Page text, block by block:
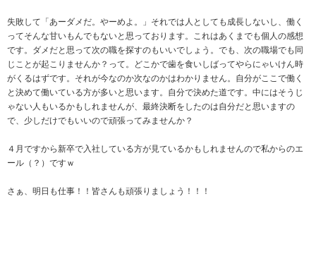
失敗して「あーダメだ。やーめよ。」それでは人としても成長しないし、働く
ってそんな甘いもんでもないと思っております。これはあくまでも個人の感想
です。ダメだと思って次の職を探すのもいいでしょう。でも、次の職場でも同
じことが起こりませんか？って。どこかで歯を食いしばってやらにゃいけん時
がくるはずです。それが今なのか次なのかはわかりません。自分がここで働く
と決めて働いている方が多いと思います。自分で決めた道です。中にはそうじ
ゃない人もいるかもしれませんが、最終決断をしたのは自分だと思いますの
で、少しだけでもいいので頑張ってみませんか？
４月ですから新卒で入社している方が見ているかもしれませんので私からのエ
ール（？）ですｗ
さぁ、明日も仕事！！皆さんも頑張りましょう！！！